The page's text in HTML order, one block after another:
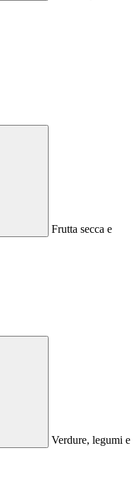
Frutta secca e
Verdure, legumi e